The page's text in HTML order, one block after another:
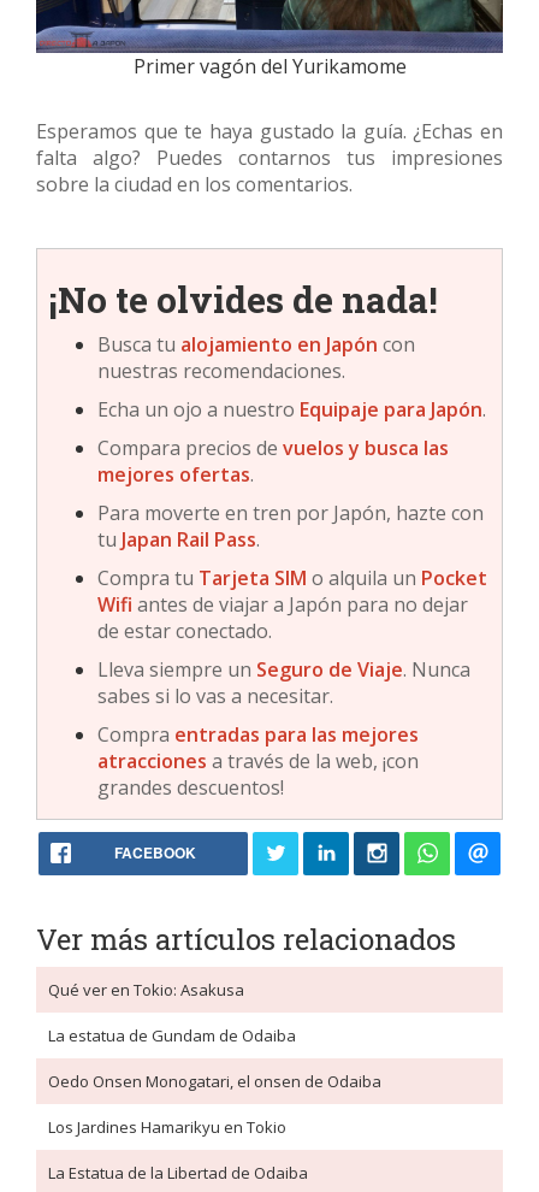
Primer vagón del Yurikamome
Esperamos que te haya gustado la guía. ¿Echas en
falta algo? Puedes contarnos tus impresiones
sobre la ciudad en los comentarios.
¡No te olvides de nada!
Busca tu alojamiento en Japón con
nuestras recomendaciones.
Echa un ojo a nuestro Equipaje para Japón.
Compara precios de vuelos y busca las
mejores ofertas.
Para moverte en tren por Japón, hazte con
tu Japan Rail Pass.
Compra tu Tarjeta SIM o alquila un Pocket
Wifi antes de viajar a Japón para no dejar
de estar conectado.
Lleva siempre un Seguro de Viaje. Nunca
sabes si lo vas a necesitar.
Compra entradas para las mejores
atracciones a través de la web, ¡con
grandes descuentos!
FACEBOOK
Ver más artículos relacionados
Qué ver en Tokio: Asakusa
La estatua de Gundam de Odaiba
Oedo Onsen Monogatari, el onsen de Odaiba
Los Jardines Hamarikyu en Tokio
La Estatua de la Libertad de Odaiba